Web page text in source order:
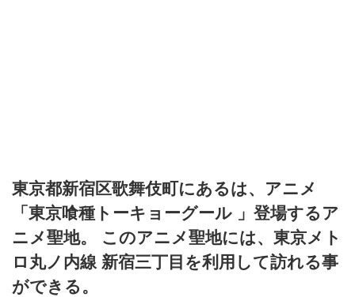
東京都新宿区歌舞伎町にあるは、アニメ
「東京喰種トーキョーグール 」登場するア
ニメ聖地。 このアニメ聖地には、東京メト
ロ丸ノ内線 新宿三丁目を利用して訪れる事
ができる。